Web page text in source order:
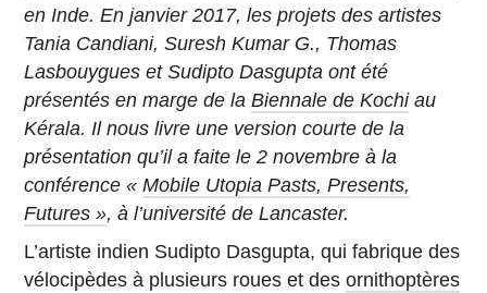
en Inde. En janvier 2017, les projets des artistes
Tania Candiani, Suresh Kumar G., Thomas
Lasbouygues et Sudipto Dasgupta ont été
présentés en marge de laBiennale de Kochiau
Kérala. Il nous livre une version courte de la
présentation qu’il a faite le 2 novembre à la
conférence «Mobile Utopia Pasts, Presents,
Futures », à l’université de Lancaster.
L’artiste indien Sudipto Dasgupta, qui fabrique des
vélocipèdes à plusieurs roues et desornithoptères